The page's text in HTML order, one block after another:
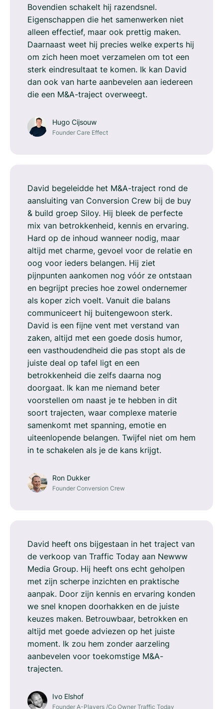
Bovendien schakelt hij razendsnel.
Eigenschappen die het samenwerken niet
alleen effectief, maar ook prettig maken.
Daarnaast weet hij precies welke experts hij
om zich heen moet verzamelen om tot een
sterk eindresultaat te komen. Ik kan David
dan ook van harte aanbevelen aan iedereen
die een M&A-traject overweegt.
Hugo Cijsouw
Founder Care Effect
David begeleidde het M&A-traject rond de
aansluiting van Conversion Crew bij de buy
& build groep Siloy. Hij bleek de perfecte
mix van betrokkenheid, kennis en ervaring.
Hard op de inhoud wanneer nodig, maar
altijd met charme, gevoel voor de relatie en
oog voor ieders belangen. Hij ziet
pijnpunten aankomen nog vóór ze ontstaan
en begrijpt precies hoe zowel ondernemer
als koper zich voelt. Vanuit die balans
communiceert hij buitengewoon sterk.
David is een fijne vent met verstand van
zaken, altijd met een goede dosis humor,
een vasthoudendheid die pas stopt als de
juiste deal op tafel ligt en een
betrokkenheid die zelfs daarna nog
doorgaat. Ik kan me niemand beter
voorstellen om naast je te hebben in dit
soort trajecten, waar complexe materie
samenkomt met spanning, emotie en
uiteenlopende belangen. Twijfel niet om hem
in te schakelen als je de kans krijgt.
Ron Dukker
Founder Conversion Crew
David heeft ons bijgestaan in het traject van
de verkoop van Traffic Today aan Newww
Media Group. Hij heeft ons echt geholpen
met zijn scherpe inzichten en praktische
aanpak. Door zijn kennis en ervaring konden
we snel knopen doorhakken en de juiste
keuzes maken. Betrouwbaar, betrokken en
altijd met goede adviezen op het juiste
moment. Ik zou hem zonder aarzeling
aanbevelen voor toekomstige M&A-
trajecten.
Ivo Elshof
Founder A-Players /Co Owner Traffic Today